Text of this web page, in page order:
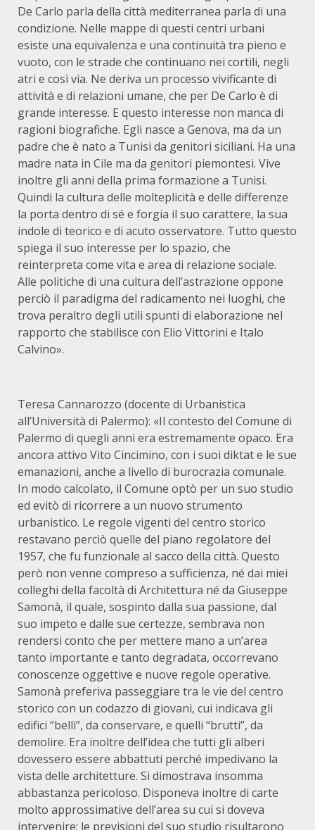
De Carlo parla della città mediterranea parla di una
condizione. Nelle mappe di questi centri urbani
esiste una equivalenza e una continuità tra pieno e
vuoto, con le strade che continuano nei cortili, negli
atri e così via. Ne deriva un processo vivificante di
attività e di relazioni umane, che per De Carlo è di
grande interesse. E questo interesse non manca di
ragioni biografiche. Egli nasce a Genova, ma da un
padre che è nato a Tunisi da genitori siciliani. Ha una
madre nata in Cile ma da genitori piemontesi. Vive
inoltre gli anni della prima formazione a Tunisi.
Quindi la cultura delle molteplicità e delle differenze
la porta dentro di sé e forgia il suo carattere, la sua
indole di teorico e di acuto osservatore. Tutto questo
spiega il suo interesse per lo spazio, che
reinterpreta come vita e area di relazione sociale.
Alle politiche di una cultura dell’astrazione oppone
perciò il paradigma del radicamento nei luoghi, che
trova peraltro degli utili spunti di elaborazione nel
rapporto che stabilisce con Elio Vittorini e Italo
Calvino».
Teresa Cannarozzo (docente di Urbanistica
all’Università di Palermo): «Il contesto del Comune di
Palermo di quegli anni era estremamente opaco. Era
ancora attivo Vito Cincimino, con i suoi diktat e le sue
emanazioni, anche a livello di burocrazia comunale.
In modo calcolato, il Comune optò per un suo studio
ed evitò di ricorrere a un nuovo strumento
urbanistico. Le regole vigenti del centro storico
restavano perciò quelle del piano regolatore del
1957, che fu funzionale al sacco della città. Questo
però non venne compreso a sufficienza, né dai miei
colleghi della facoltà di Architettura né da Giuseppe
Samonà, il quale, sospinto dalla sua passione, dal
suo impeto e dalle sue certezze, sembrava non
rendersi conto che per mettere mano a un’area
tanto importante e tanto degradata, occorrevano
conoscenze oggettive e nuove regole operative.
Samonà preferiva passeggiare tra le vie del centro
storico con un codazzo di giovani, cui indicava gli
edifici “belli”, da conservare, e quelli “brutti”, da
demolire. Era inoltre dell’idea che tutti gli alberi
dovessero essere abbattuti perché impedivano la
vista delle architetture. Si dimostrava insomma
abbastanza pericoloso. Disponeva inoltre di carte
molto approssimative dell’area su cui si doveva
intervenire; le previsioni del suo studio risultarono